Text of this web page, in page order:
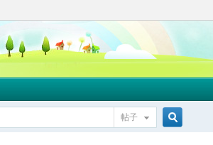
帖子